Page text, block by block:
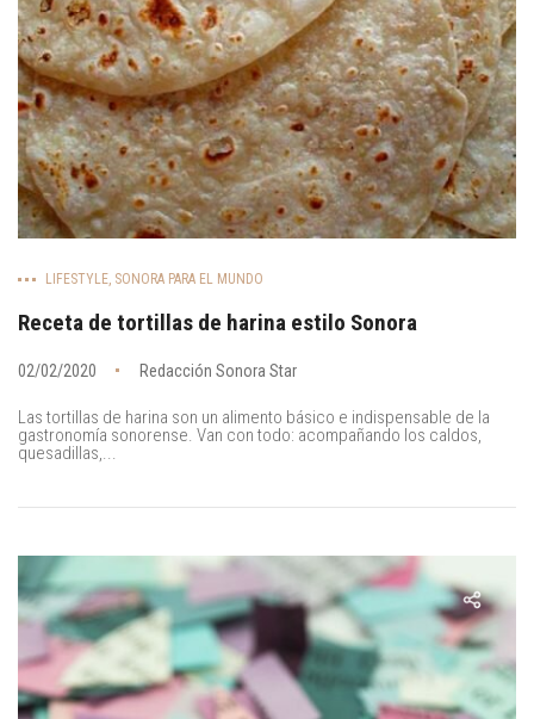
LIFESTYLE, SONORA PARA EL MUNDO
Receta de tortillas de harina estilo Sonora
02/02/2020 Redacción Sonora Star
Las tortillas de harina son un alimento básico e indispensable de la
gastronomía sonorense. Van con todo: acompañando los caldos,
quesadillas,...